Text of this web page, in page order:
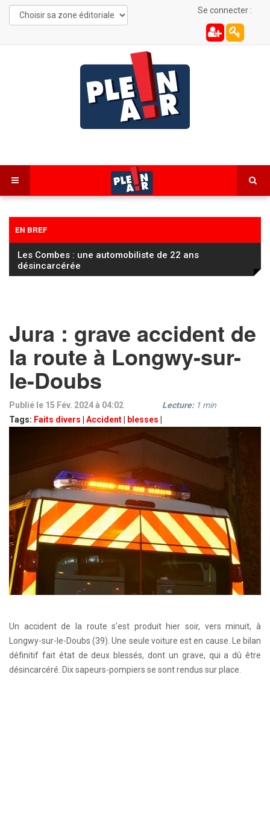
Se connecter :
EN BREF
Les Combes : une automobiliste de 22 ans
désincarcérée
Jura : grave accident de
la route à Longwy-sur-
le-Doubs
Publié le 15 Fév. 2024 à 04:02
Tags: Faits divers Accident blesses
Lecture: 1 min
Un accident de la route s’est produit hier soir, vers minuit, à
Longwy-sur-le-Doubs (39). Une seule voiture est en cause. Le bilan
définitif fait état de deux blessés, dont un grave, qui a dû être
désincarcéré. Dix sapeurs-pompiers se sont rendus sur place.